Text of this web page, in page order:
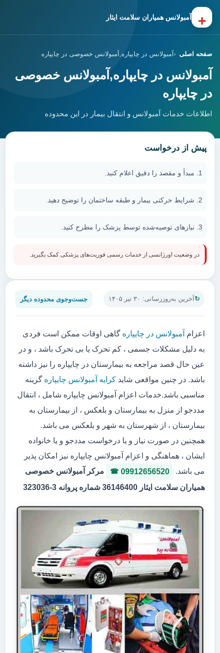
+ آمبولانس همیاران سلامت ایثار
صفحه اصلی آمبولانس در چایپاره,آمبولانس خصوصی در چایپاره
آمبولانس در چایپاره,آمبولانس خصوصی
در چایپاره
اطلاعات خدمات آمبولانس و انتقال بیمار در این محدوده
آخرین به‌روزرسانی: ۳۰ تیر ۱۴۰۵ جست‌وجوی محدوده دیگر
اعزام آمبولانس در چایپاره گاهی اوقات ممکن است فردی
به دلیل مشکلات جسمی ، کم تحرک یا بی تحرک باشد ، و در
عین حال قصد مراجعه به بیمارستان در چایپاره را نیز داشته
باشد. در چنین مواقعی شاید کرایه آمبولانس چایپاره گزینه
مناسبی باشد.خدمات اعزام آمبولانس چایپاره شامل ، انتقال
مددجو از منزل به بیمارستان و بلعکس ، از بیمارستان به
بیمارستان ، از شهرستان به شهر و بلعکس می باشد.
همچنین در صورت نیاز و یا درخواست مددجو و یا خانواده
ایشان ، هماهنگی و اعزام آمبولانس چایپاره نیز امکان پذیر
می باشد.
09912656520
مرکر آمبولانس خصوصی
همیاران سلامت ایثار 36146400 شماره پروانه 3-323036
پیش از درخواست
مبدأ و مقصد را دقیق اعلام کنید.
شرایط حرکتی بیمار و طبقه ساختمان را توضیح دهید.
نیازهای توصیه‌شده توسط پزشک را مطرح کنید.
در وضعیت اورژانسی از خدمات رسمی فوریت‌های پزشکی کمک بگیرید.